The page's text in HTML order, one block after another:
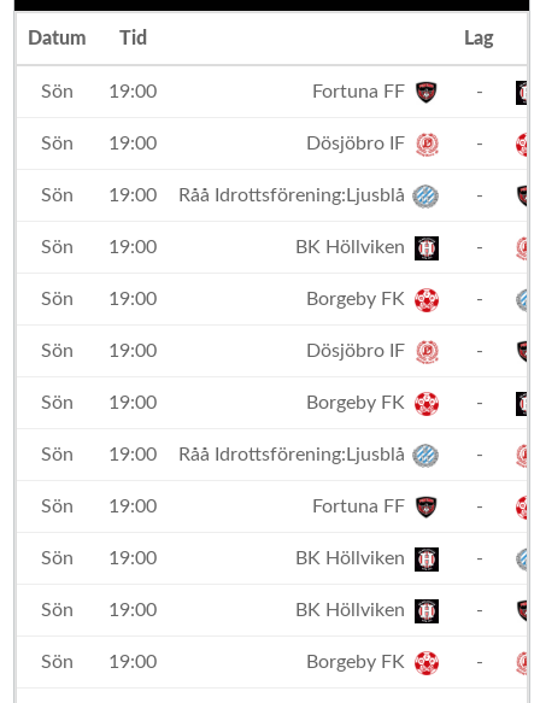
Datum Tid Lag
Sön 19:00 Fortuna FF -
Sön 19:00 Dösjöbro IF -
Sön 19:00 Råå Idrottsförening:Ljusblå -
Sön 19:00 BK Höllviken -
Sön 19:00 Borgeby FK -
Sön 19:00 Dösjöbro IF -
Sön 19:00 Borgeby FK -
Sön 19:00 Råå Idrottsförening:Ljusblå -
Sön 19:00 Fortuna FF -
Sön 19:00 BK Höllviken -
Sön 19:00 BK Höllviken -
Sön 19:00 Borgeby FK -